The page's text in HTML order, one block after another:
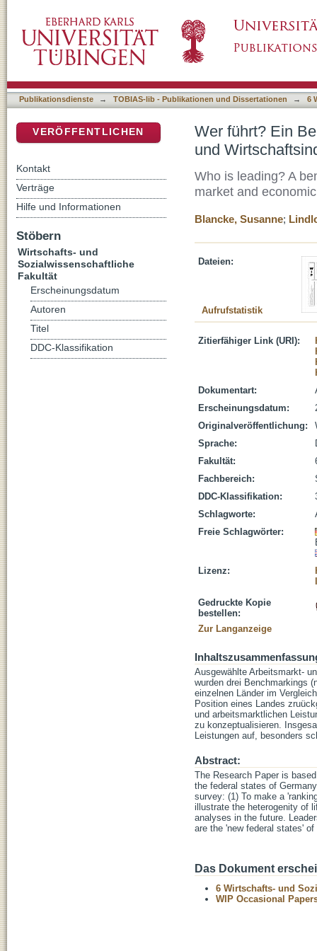
Publikationsdienste → TOBIAS-lib - Publikationen und Dissertationen → 6
Wer führt? Ein
und
Who is leading? A
market and
Blancke, Susanne;
Dateien:
Aufrufstatistik
Zitierfähiger Link (URI):
Dokumentart:
Erscheinungsdatum:
Originalveröffentlichung:
Sprache:
Fakultät:
Fachbereich:
DDC-Klassifikation:
Schlagworte:
Freie Schlagwörter:
Lizenz:
Gedruckte Kopie
bestellen:
Zur Langanzeige
Ausgewählte Arbeitsmarkt-
wurden drei Benchmarkings
einzelnen Länder im
Position eines Landes
und arbeitsmarktlichen
zu konzeptualisieren.
Leistungen auf, besonders
Abstract:
The Research Paper is
the federal states of
survey: (1) To make a
illustrate the heterogenity of
analyses in the future.
are the 'new federal states'
Das Dokument
6 Wirtschafts- und
WIP Occasional
VERÖFFENTLICHEN
Kontakt
Verträge
Hilfe und Informationen
Stöbern
Wirtschafts- und
Sozialwissenschaftliche
Fakultät
Erscheinungsdatum
Autoren
Titel
DDC-Klassifikation